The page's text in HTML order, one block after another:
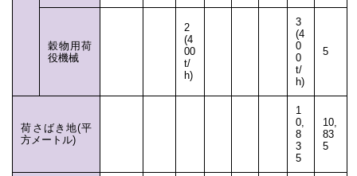
穀物用荷
役機械
2
(4
00
t/
h)
3
(4
0
0
t/
h)
5
荷さばき地(平
方メートル)
1
0,
8
3
5
10,
83
5